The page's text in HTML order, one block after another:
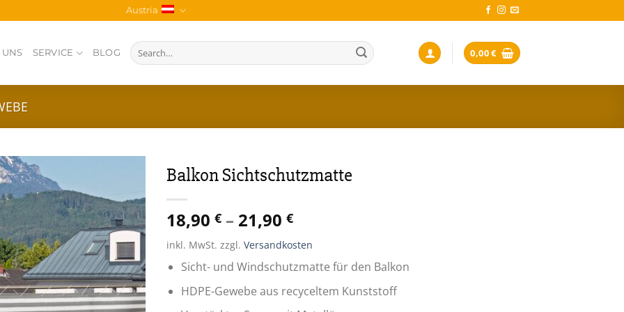
Austria
UNS SERVICE BLOG
Search
for:
0,00€
Zur
Wunschliste
Balkon Sichtschutzmatte
18,90 € – 21,90 €
inkl. MwSt. zzgl. Versandkosten
Sicht- und Windschutzmatte für den Balkon
HDPE-Gewebe aus recyceltem Kunststoff